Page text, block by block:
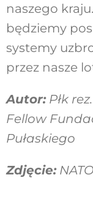
naszego
będziemy
systemy
przez nasze
Autor: Płk
Fellow
Pułaskiego
Zdjęcie: